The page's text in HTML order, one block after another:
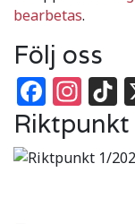
bearbetas.
Följ oss